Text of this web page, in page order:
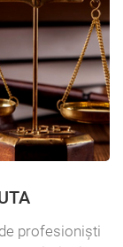
profesioniști